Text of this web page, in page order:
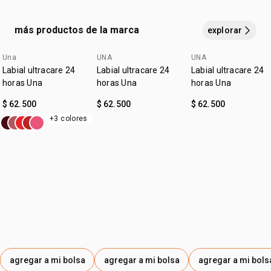
clima extremo y los agentes contaminantes. Ideal para
labios visiblemente más suaves, rellenos y confortables.
Su presentación en envase de 7 ml es práctica para llevar
Beneficios
Ideal para todo tipo de piel.
más productos de la marca explorar
Una
Labial ultracare 24
horas Una
$ 62.500
+3 colores
agregar a mi bolsa
UNA
Labial ultracare 24
horas Una
$ 62.500
agregar a mi bolsa
UNA
Labial ultracare 24
horas Una
$ 62.500
agregar a mi